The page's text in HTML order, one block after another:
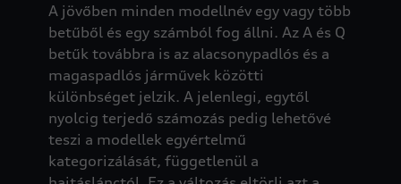
A jövőben minden modellnév egy vagy több
betűből és egy számból fog állni. Az A és Q
betűk továbbra is az alacsonypadlós és a
magaspadlós járművek közötti
különbséget jelzik. A jelenlegi, egytől
nyolcig terjedő számozás pedig lehetővé
teszi a modellek egyértelmű
kategorizálását, függetlenül a